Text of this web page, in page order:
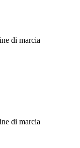
di marcia
di marcia